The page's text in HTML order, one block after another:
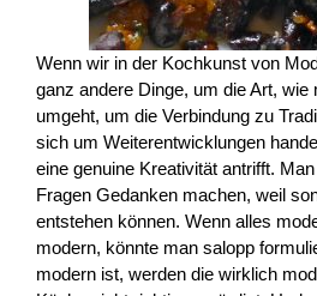
Wenn wir in der Kochkunst von
ganz andere Dinge, um die Art, wie
umgeht, um die Verbindung zu
sich um Weiterentwicklungen
eine genuine Kreativität antrifft.
Fragen Gedanken machen, weil
entstehen können. Wenn alles
modern, könnte man salopp
modern ist, werden die wirklich